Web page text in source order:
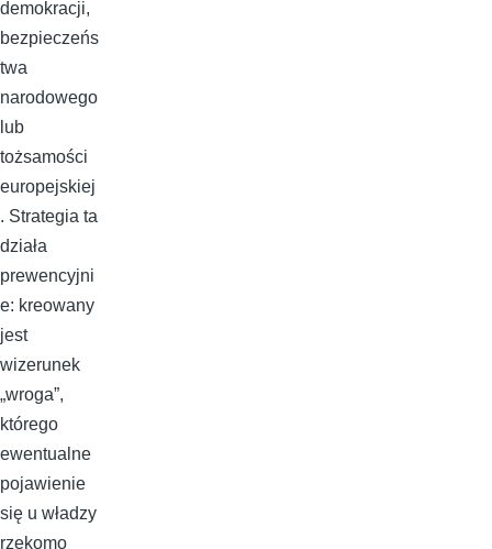
demokracji,
bezpieczeńs
twa
narodowego
lub
tożsamości
europejskiej
. Strategia ta
działa
prewencyjni
e: kreowany
jest
wizerunek
„wroga”,
którego
ewentualne
pojawienie
się u władzy
rzekomo